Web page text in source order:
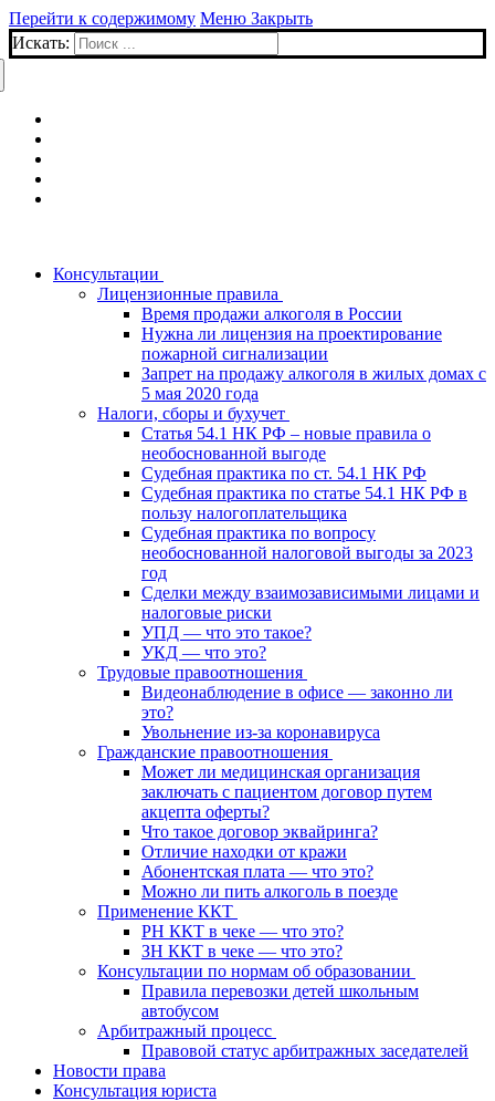
Перейти к содержимому Меню Закрыть
Искать:
Консультации
Лицензионные правила
Время продажи алкоголя в России
Нужна ли лицензия на проектирование
пожарной сигнализации
Запрет на продажу алкоголя в жилых домах с
5 мая 2020 года
Налоги, сборы и бухучет
Статья 54.1 НК РФ – новые правила о
необоснованной выгоде
Судебная практика по ст. 54.1 НК РФ
Судебная практика по статье 54.1 НК РФ в
пользу налогоплательщика
Судебная практика по вопросу
необоснованной налоговой выгоды за 2023
год
Сделки между взаимозависимыми лицами и
налоговые риски
УПД — что это такое?
УКД — что это?
Трудовые правоотношения
Видеонаблюдение в офисе — законно ли
это?
Увольнение из-за коронавируса
Гражданские правоотношения
Может ли медицинская организация
заключать с пациентом договор путем
акцепта оферты?
Что такое договор эквайринга?
Отличие находки от кражи
Абонентская плата — что это?
Можно ли пить алкоголь в поезде
Применение ККТ
РН ККТ в чеке — что это?
ЗН ККТ в чеке — что это?
Консультации по нормам об образовании
Правила перевозки детей школьным
автобусом
Арбитражный процесс
Правовой статус арбитражных заседателей
Новости права
Консультация юриста